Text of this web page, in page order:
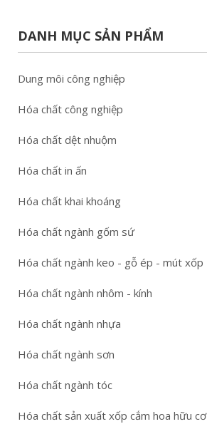
DANH MỤC SẢN PHẨM
Dung môi công nghiệp
Hóa chất công nghiệp
Hóa chất dệt nhuộm
Hóa chất in ấn
Hóa chất khai khoáng
Hóa chất ngành gốm sứ
Hóa chất ngành keo - gỗ ép - mút xốp
Hóa chất ngành nhôm - kính
Hóa chất ngành nhựa
Hóa chất ngành sơn
Hóa chất ngành tóc
Hóa chất sản xuất xốp cắm hoa hữu cơ